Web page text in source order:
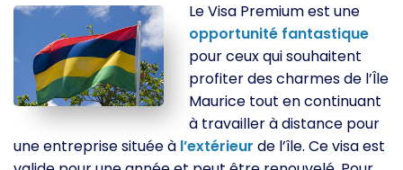
Le Visa Premium est une
opportunité fantastique
pour ceux qui souhaitent
profiter des charmes de l’Île
Maurice tout en continuant
à travailler à distance pour
une entreprise située à l’extérieur de l’île. Ce visa est